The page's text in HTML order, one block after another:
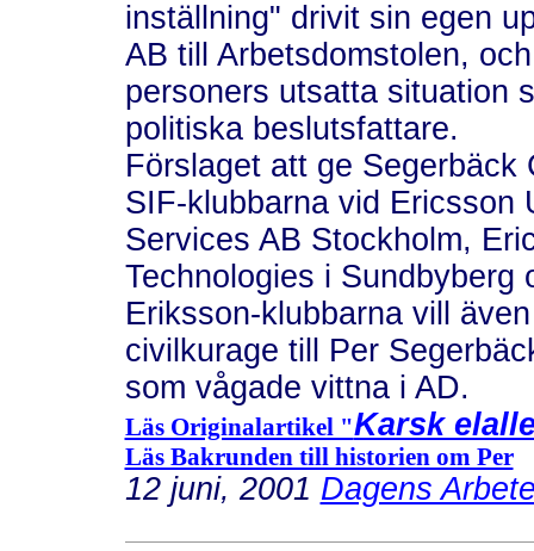
inställning" drivit sin egen
AB till Arbetsdomstolen,
personers utsatta situation
politiska beslutsfattare.
Förslaget att ge Segerbäck
SIF-klubbarna vid Ericsson
Services AB Stockholm,
Technologies i
Eriksson-klubbarna vill
civilkurage till Per
som vågade vittna i AD.
Läs Originalartikel "Karsk
Läs Bakrunden till historien om Per
12 juni, 2001 Dagens